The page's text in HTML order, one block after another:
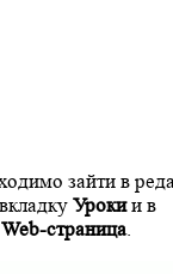
зайти в
Урокии в
Web-страница.